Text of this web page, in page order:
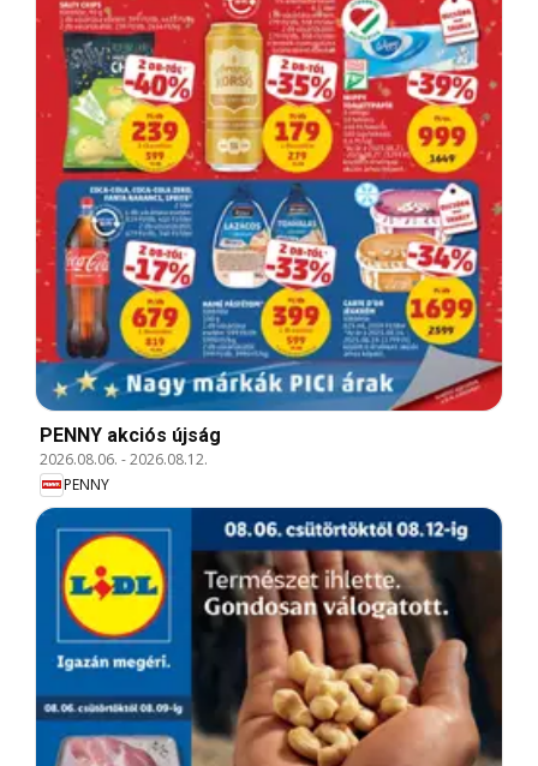
PENNY akciós újság
2026.08.06. -2026.08.12.
PENNY